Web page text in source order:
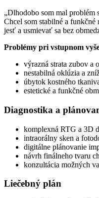
„Dlhodobo som mal problém
Chcel som stabilné a
jesť a usmievať sa bez
Problémy pri vstupnom
výrazná strata zubov a
nestabilná oklúzia a
úbytok kostného
estetické a funkčné
Diagnostika a
komplexná RTG a 3D
intraorálny sken a
digitálne plánovanie
návrh finálneho tvaru
konzultácia možných
Liečebný plán